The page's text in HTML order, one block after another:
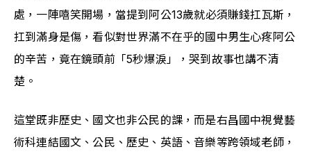
處，一陣嘻笑開場，當提到阿公13歲就必須賺錢扛瓦斯，
扛到滿身是傷，看似對世界滿不在乎的國中男生心疼阿公
的辛苦，竟在鏡頭前「5秒爆淚」，哭到故事也講不清
楚。
這堂既非歷史、國文也非公民的課，而是右昌國中視覺藝
術科連結國文、公民、歷史、英語、音樂等跨領域老師，